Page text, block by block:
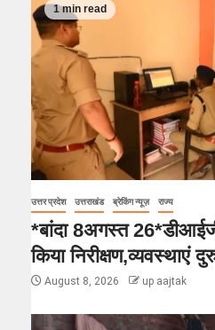
1 min read
उत्तर प्रदेश उत्तराखंड ब्रेकिंग न्यूज़ राज्य
*बांदा 8अगस्त
किया निरीक्षण,व्यवस्थाएं
August 8, 2026 up aajtak